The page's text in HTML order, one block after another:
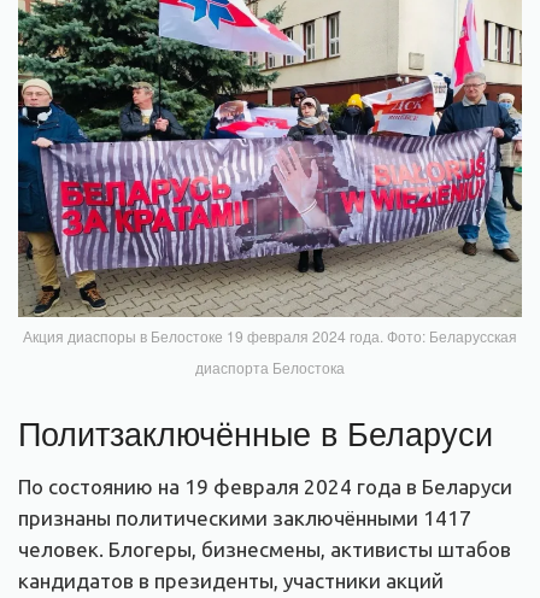
Акция диаспоры в Белостоке 19 февраля 2024 года. Фото: Беларусская
диаспорта Белостока
Политзаключённые в Беларуси
По состоянию на 19 февраля 2024 года в Беларуси
признаны политическими заключёнными 1417
человек. Блогеры, бизнесмены, активисты штабов
кандидатов в президенты, участники акций